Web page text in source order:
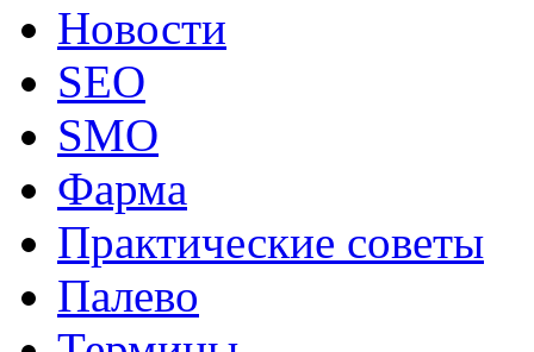
Новости
SEO
SMO
Фарма
Практические советы
Палево